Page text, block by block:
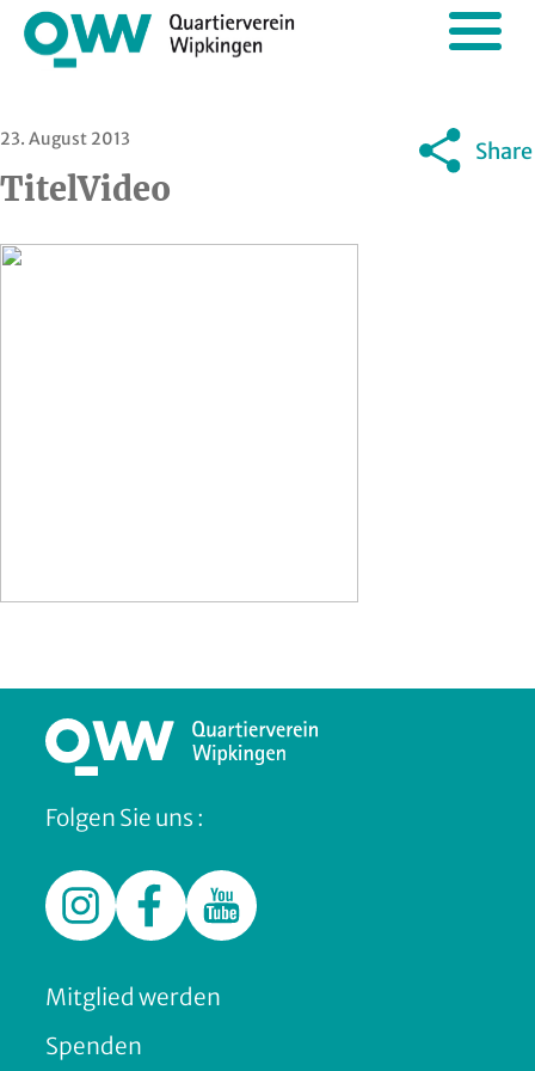
Share
23. August 2013
TitelVideo
Folgen Sie uns :
Mitglied werden
Spenden